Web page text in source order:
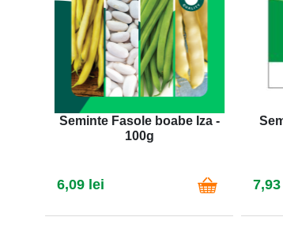
Seminte Fasole boabe Iza -
100g
6,09 lei